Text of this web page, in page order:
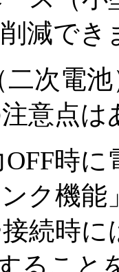
減でき
次電
意点は
時に
ク機能
続時に
るこ